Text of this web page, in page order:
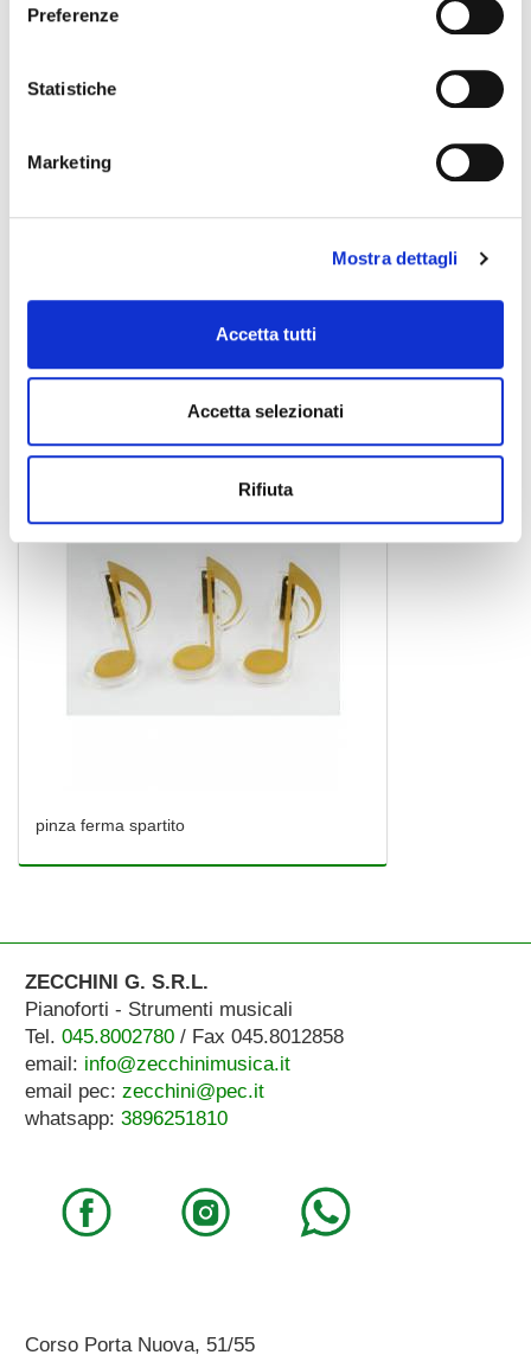
Preferenze
Statistiche
Marketing
Mostra dettagli
Accetta tutti
Accetta selezionati
Rifiuta
pinza ferma spartito
ARG
pinza ferma spartito
ZECCHINI G. S.R.L.
Pianoforti - Strumenti musicali
Tel. 045.8002780/ Fax 045.8012858
email: info@zecchinimusica.it
email pec: zecchini@pec.it
whatsapp: 3896251810
Corso Porta Nuova, 51/55